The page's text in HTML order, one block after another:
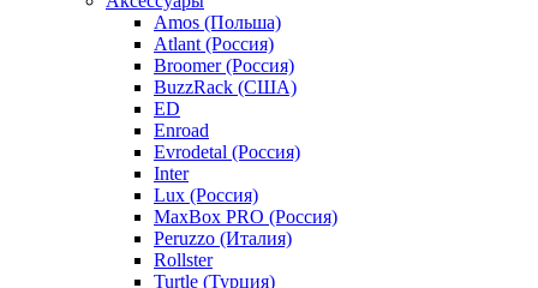
Amos (Польша)
Atlant (Россия)
Broomer (Россия)
BuzzRack (США)
ED
Enroad
Evrodetal (Россия)
Inter
Lux (Россия)
MaxBox PRO (Россия)
Peruzzo (Италия)
Rollster
Turtle (Турция)